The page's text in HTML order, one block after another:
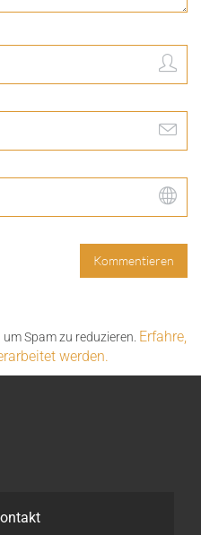
Spam zu reduzieren. Erfahre,
werden.